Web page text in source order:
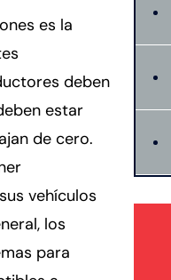
es la
deben
estar
de cero.
vehículos
los
para